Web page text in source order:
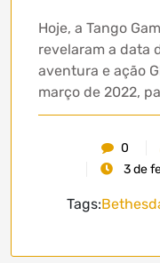
Hoje, a Tango
revelaram a data
aventura e ação
março de 2022,
0
3 de
Tags: